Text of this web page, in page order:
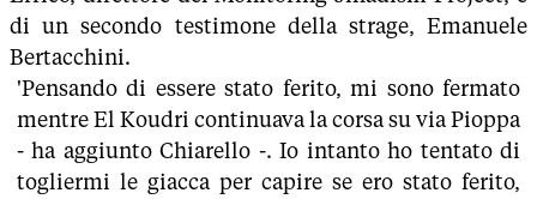
di un secondo testimone della strage, Emanuele
Bertacchini.
'Pensando di essere stato ferito, mi sono fermato
mentre El Koudri continuava la corsa su via Pioppa
- ha aggiunto Chiarello -. Io intanto ho tentato di
togliermi le giacca per capire se ero stato ferito,